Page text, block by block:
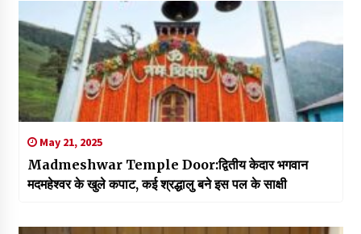
May 21, 2025
Madmeshwar Temple Door:द्वितीय केदार भगवान
मदमहेश्वर के खुले कपाट, कई श्रद्धालु बने इस पल के साक्षी